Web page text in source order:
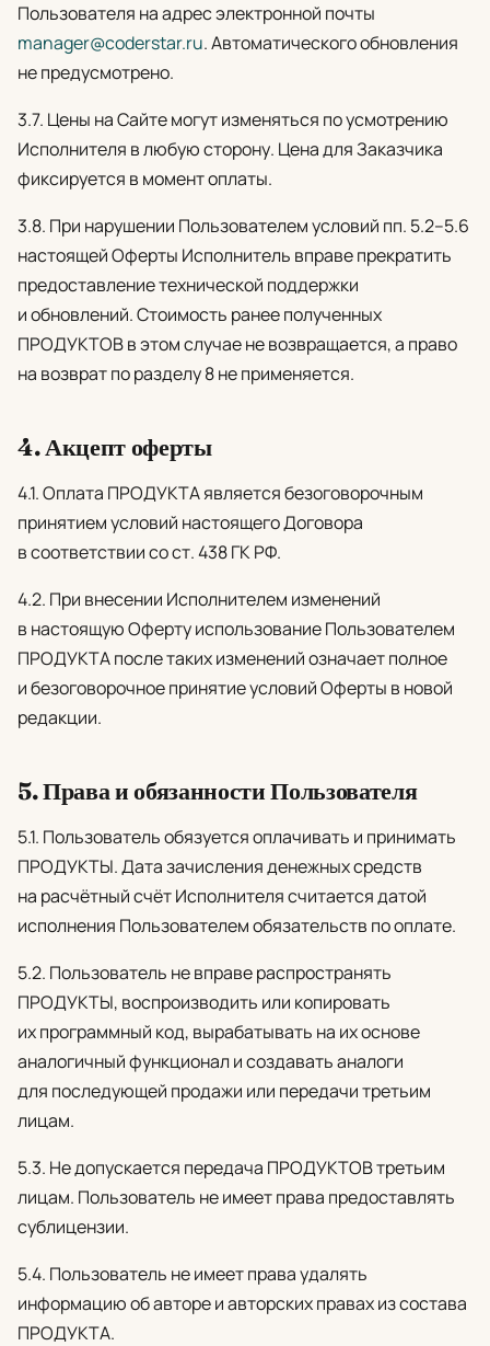
Пользователя на адрес электронной почты
manager@coderstar.ru. Автоматического обновления
не предусмотрено.
3.7. Цены на Сайте могут изменяться по усмотрению
Исполнителя в любую сторону. Цена для Заказчика
фиксируется в момент оплаты.
3.8. При нарушении Пользователем условий пп. 5.2–5.6
настоящей Оферты Исполнитель вправе прекратить
предоставление технической поддержки
и обновлений. Стоимость ранее полученных
ПРОДУКТОВ в этом случае не возвращается, а право
на возврат по разделу 8 не применяется.
4. Акцепт оферты
4.1. Оплата ПРОДУКТА является безоговорочным
принятием условий настоящего Договора
в соответствии со ст. 438 ГК РФ.
4.2. При внесении Исполнителем изменений
в настоящую Оферту использование Пользователем
ПРОДУКТА после таких изменений означает полное
и безоговорочное принятие условий Оферты в новой
редакции.
5. Права и обязанности Пользователя
5.1. Пользователь обязуется оплачивать и принимать
ПРОДУКТЫ. Дата зачисления денежных средств
на расчётный счёт Исполнителя считается датой
исполнения Пользователем обязательств по оплате.
5.2. Пользователь не вправе распространять
ПРОДУКТЫ, воспроизводить или копировать
их программный код, вырабатывать на их основе
аналогичный функционал и создавать аналоги
для последующей продажи или передачи третьим
лицам.
5.3. Не допускается передача ПРОДУКТОВ третьим
лицам. Пользователь не имеет права предоставлять
сублицензии.
5.4. Пользователь не имеет права удалять
информацию об авторе и авторских правах из состава
ПРОДУКТА.